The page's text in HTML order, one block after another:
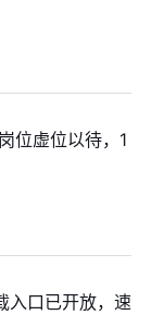
位虚位以待，1
入口已开放，速